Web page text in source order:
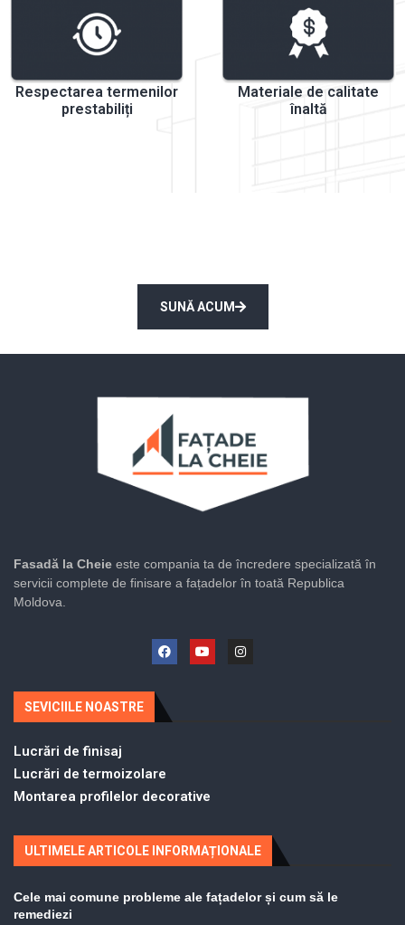
Respectarea termenilor
prestabiliți
Materiale de calitate
înaltă
SUNĂ ACUM
Fasadă la Cheie este compania ta de încredere specializată în
servicii complete de finisare a fațadelor în toată Republica
Moldova.
SEVICIILE NOASTRE
Lucrări de finisaj
Lucrări de termoizolare
Montarea profilelor decorative
ULTIMELE ARTICOLE INFORMAȚIONALE
Cele mai comune probleme ale fațadelor și cum să le
remediezi